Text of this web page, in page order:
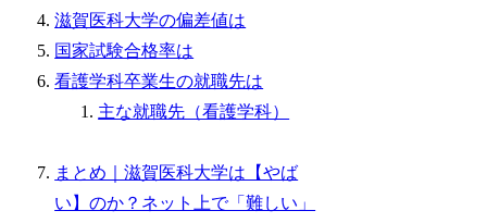
滋賀医科大学の偏差値は
国家試験合格率は
看護学科卒業生の就職先は
主な就職先（看護学科）
まとめ｜滋賀医科大学は【やば
い】のか？ネット上で「難しい」